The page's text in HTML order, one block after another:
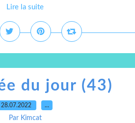
Lire la suite
du jour (43)
28.07.2022 …
Par Kimcat